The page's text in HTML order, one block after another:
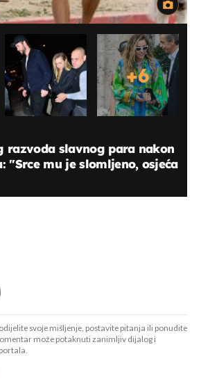
+6
razvoda slavnog para nakon
"Srce mu je slomljeno, osjeća
svoje mišljenje, postavite pitanja ili ponudite
može potaknuti zanimljiv dijalog i